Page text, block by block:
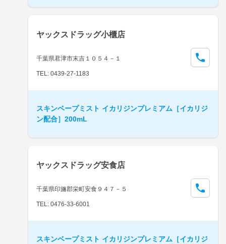
ヤックスドラッグ小櫃店
千葉県君津市末吉１０５４－１
TEL: 0439-27-1183
スキンベープミスト イカリジンプレミアム［イカリジ
ン配合］200mL
ヤックスドラッグ安食店
千葉県印旛郡栄町安食９４７－５
TEL: 0476-33-6001
スキンベープミスト イカリジンプレミアム［イカリジ